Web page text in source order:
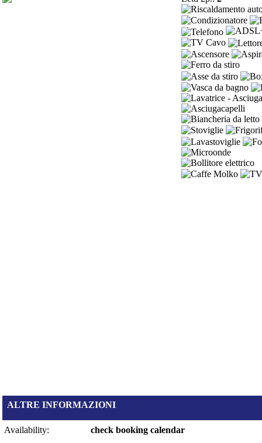
ALTRE INFORMAZIONI
Availability: check booking calendar